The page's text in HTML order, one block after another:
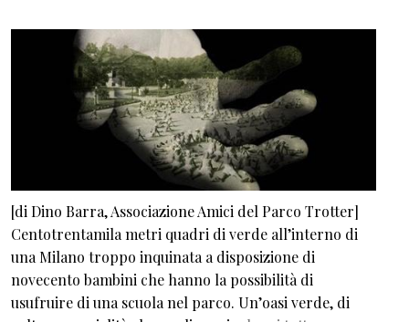
[di Dino Barra, Associazione Amici del Parco Trotter]
Centotrentamila metri quadri di verde all’interno di
una Milano troppo inquinata a disposizione di
novecento bambini che hanno la possibilità di
usufruire di una scuola nel parco. Un’oasi verde, di